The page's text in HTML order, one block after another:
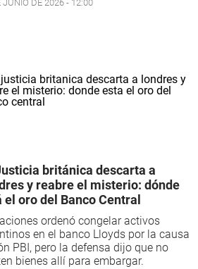
JUNIO DE 2026 - 12:00
británica descarta a
y reabre el misterio: dónde
el oro del Banco Central
ordenó congelar activos
en el banco Lloyds por la causa
PBI, pero la defensa dijo que no
bienes allí para embargar.